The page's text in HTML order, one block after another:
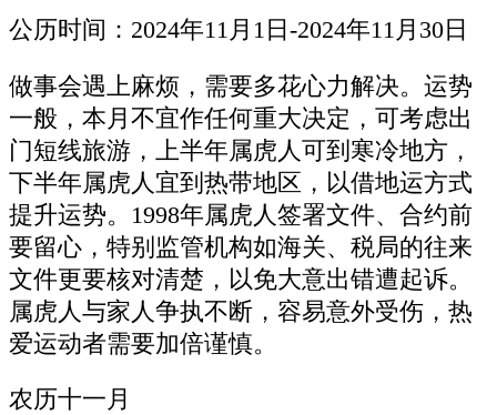
公历时间：2024年11月1日-2024年11月30日
做事会遇上麻烦，需要多花心力解决。运势
一般，本月不宜作任何重大决定，可考虑出
门短线旅游，上半年属虎人可到寒冷地方，
下半年属虎人宜到热带地区，以借地运方式
提升运势。1998年属虎人签署文件、合约前
要留心，特别监管机构如海关、税局的往来
文件更要核对清楚，以免大意出错遭起诉。
属虎人与家人争执不断，容易意外受伤，热
爱运动者需要加倍谨慎。
农历十一月